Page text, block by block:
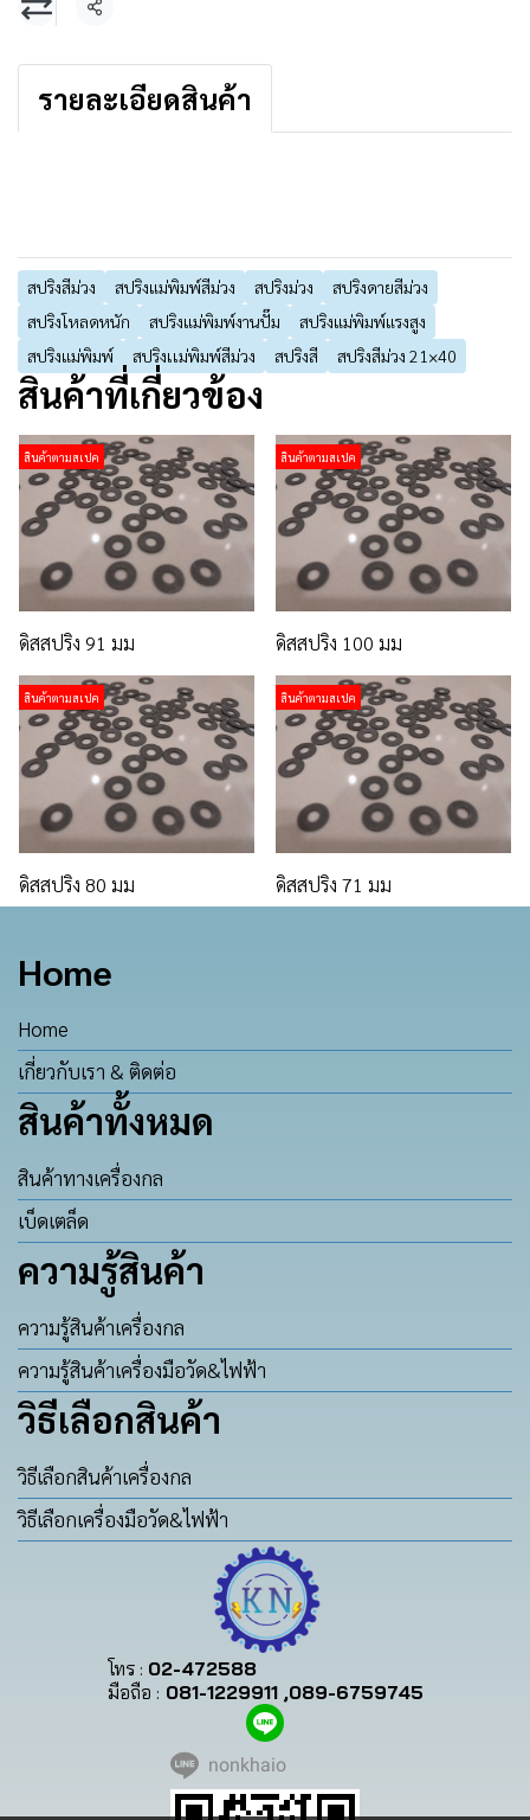
แชร์
รายละเอียดสินค้า
สปริงสีม่วง สปริงแม่พิมพ์สีม่วง สปริงม่วง
สปริงดายสีม่วง
สปริงโหลดหนัก
สปริงแม่พิมพ์งานปั๊ม
สปริงแม่พิมพ์แรงสูง
สปริงแม่พิมพ์
สปริงเเม่พิมพ์สีม่วง สปริงสี สปริงสีม่วง 21×40
สินค้าที่เกี่ยวข้อง
สินค้าตามสเปค
ดิสสปริง 91 มม
สินค้าตามสเปค
ดิสสปริง 100 มม
สินค้าตามสเปค
ดิสสปริง 80 มม
สินค้าตามสเปค
ดิสสปริง 71 มม
Home
Home
เกี่ยวกับเรา & ติดต่อ
สินค้าทั้งหมด
สินค้าทางเครื่องกล
เบ็ดเตล็ด
ความรู้สินค้า
ความรู้สินค้าเครื่องกล
ความรู้สินค้าเครื่องมือวัด&ไฟฟ้า
วิธีเลือกสินค้า
วิธีเลือกสินค้าเครื่องกล
วิธีเลือกเครื่องมือวัด&ไฟฟ้า
โทร : 02-472588
มือถือ : 081-1229911 ,089-6759745
nonkhaio